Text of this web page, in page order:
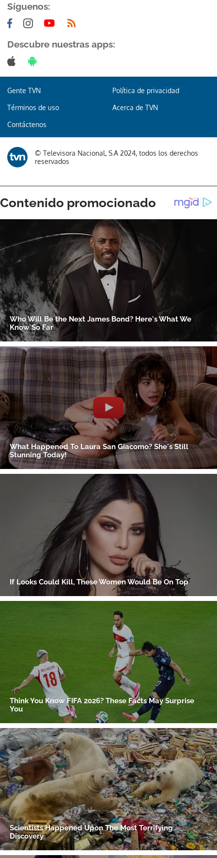
ACEPTAR
Síguenos:
Descubre nuestras apps:
Gente TVN Política de privacidad
Términos de uso Acerca de TVN
Contáctenos
© Televisora Nacional, S.A 2024, todos los derechos
reservados